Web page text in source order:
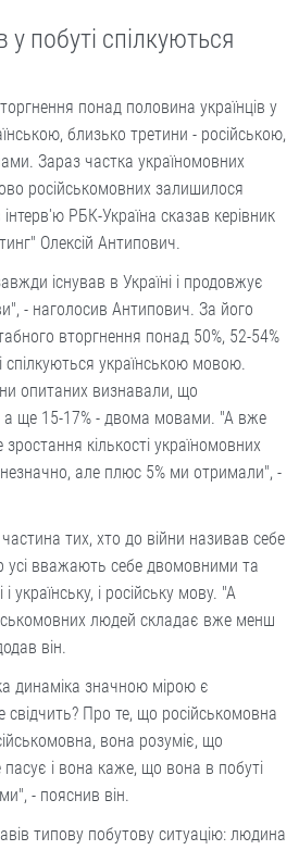
у побуті спілкуються
понад половина українців у
близько третини - російською,
Зараз частка україномовних
російськомовних залишилося
РБК-Україна сказав керівник
Олексій Антипович.
існував в Україні і продовжує
- наголосив Антипович. За його
вторгнення понад 50%, 52-54%
українською мовою.
опитаних визнавали, що
а ще 15-17% - двома мовами. "А вже
кількості україномовних
але плюс 5% ми отримали", -
тих, хто до війни називав себе
усі вважають себе двомовними та
українську, і російську мову. "А
людей складає вже менш
він.
динаміка значною мірою є
Про те, що російськомовна
вона розуміє, що
пасує і вона каже, що вона в побуті
- пояснив він.
типову побутову ситуацію: людина